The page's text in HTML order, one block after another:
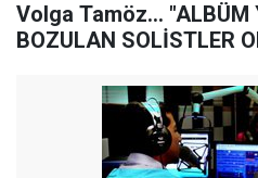
Volga Tamöz... "ALBÜM
BOZULAN SOLİSTLER